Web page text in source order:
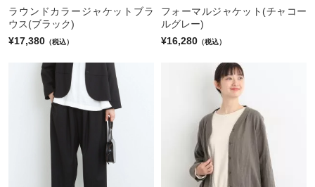
ラウンドカラージャケットブラ
ウス(ブラック)
¥17,380 （税込）
フォーマルジャケット(チャコー
ルグレー)
¥16,280 （税込）